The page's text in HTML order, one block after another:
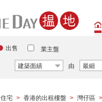
出售 業主盤
建築面績 由 最細
住宅 > 香港的出租樓盤 > 灣仔區 >